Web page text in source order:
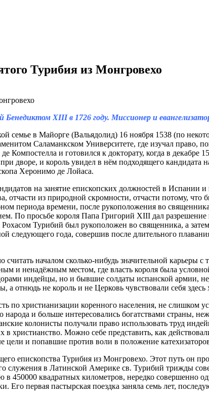
Турибия из Монгровехо
ХIII в 1726 году. Миссионер и
семье в Майорге (Вальядолид) 16 ноября 1538 (по
Саламанкском Университете, где изучал право,
Компостелла и готовился к докторату, когда в
дворе, и король увидел в нём подходящего
Херонимо де Лойаса.
на занятие епископских должностей в
отчасти из природной скромности, отчасти потому,
периода времени, после рукоположения во
По просьбе короля Папа Григорий ХIII дал
Турибий был рукоположен во священника, а
следующего года, совершив после длительного
началом сколько-нибудь значительной карьеры с
и ненадёжным местом, где власть короля была
индейцы, но и бывшие солдаты испанской армии,
отнюдь не король и не Церковь чувствовали себя здесь
по христианизации коренного населения, не слишком
и больше интересовались богатствами страны,
колонисты получали право использовать труд
христианство. Можно себе представить, как
и попавшие против воли в положение
епископства Турибия из Монгровехо. Этот путь он
служения в Латинской Америке св. Турибий трижды
450000 квадратных километров, нередко совершенно
первая пастырская поездка заняла семь лет,